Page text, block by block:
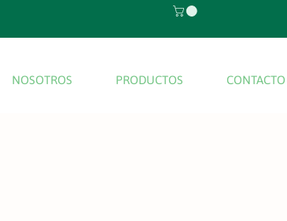
NOSOTROS PRODUCTOS CONTACTO